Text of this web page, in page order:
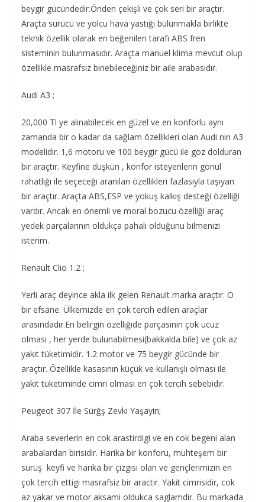
beygir gücündedir.Önden çekişli ve çok seri bir araçtır.
Araçta sürücü ve yolcu hava yastığı bulunmakla birlikte
teknik özellik olarak en beğenilen tarafı ABS fren
sisteminin bulunmasıdır. Araçta manuel klima mevcut olup
özellikle masrafsız binebileceğiniz bir aile arabasıdır.
Audi A3 ;
20,000 Tl ye alınabilecek en güzel ve en konforlu aynı
zamanda bir o kadar da sağlam özellikleri olan Audi nin A3
modelidir. 1,6 motoru ve 100 beygir gücü ile göz dolduran
bir araçtır. Keyfine düşkün , konfor isteyenlerin gönül
rahatlığı ile seçeceği aranılan özellikleri fazlasıyla taşıyan
bir araçtır. Araçta ABS,ESP ve yokuş kalkış desteği özelliği
vardır. Ancak en önemli ve moral bozucu özelliği araç
yedek parçalarının oldukça pahalı olduğunu bilmenizi
isterim.
Renault Clio 1.2 ;
Yerli araç deyince akla ilk gelen Renault marka araçtır. O
bir efsane. Ülkemizde en çok tercih edilen araçlar
arasındadır.En belirgin özelliğide parçasının çok ucuz
olması , her yerde bulunabilmesi(bakkalda bile) ve çok az
yakıt tüketimidir. 1.2 motor ve 75 beygir gücünde bir
araçtır. Özellikle kasasının küçük ve kullanışlı olması ile
yakıt tüketiminde cimri olması en çok tercih sebebidir.
Peugeot 307 İle Sürğş Zevki Yaşayin;
Araba severlerin en cok arastirdigi ve en cok begeni alan
arabalardan birisidir. Harika bir konforu, muhteşem bir
sürüş keyfi ve harika bir çizgisi olan ve gençlerimizin en
çok tercih ettigi masrafsiz bir aractir. Yakit cimrisidir, cok
az yakar ve motor aksami oldukca saglamdir. Bu markada